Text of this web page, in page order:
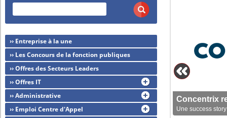
Concentrix
Une success
›› Entreprise à la une
›› Les Concours de la fonction publiques
›› Offres des Secteurs Leaders
›› Offres IT
›› Administrative
›› Emploi Centre d'Appel